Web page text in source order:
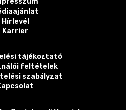
Hírlevél
Karrier
tájékoztató
feltételek
szabályzat